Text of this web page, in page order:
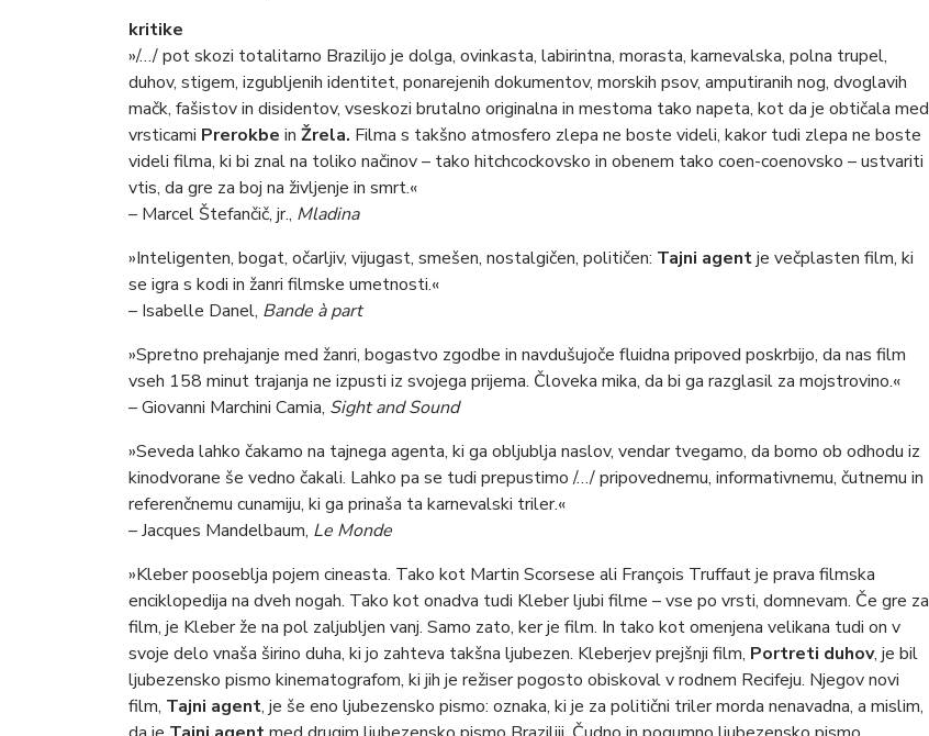
kritike
»/…/ pot skozi totalitarno Brazilijo je dolga, ovinkasta, labirintna, morasta, karnevalska, polna trupel,
duhov, stigem, izgubljenih identitet, ponarejenih dokumentov, morskih psov, amputiranih nog, dvoglavih
mačk, fašistov in disidentov, vseskozi brutalno originalna in mestoma tako napeta, kot da je obtičala med
vrsticami Prerokbe in Žrela. Filma s takšno atmosfero zlepa ne boste videli, kakor tudi zlepa ne boste
videli filma, ki bi znal na toliko načinov – tako hitchcockovsko in obenem tako coen-coenovsko – ustvariti
vtis, da gre za boj na življenje in smrt.«
– Marcel Štefančič, jr., Mladina
»Inteligenten, bogat, očarljiv, vijugast, smešen, nostalgičen, političen: Tajni agentje večplasten film, ki
se igra s kodi in žanri filmske umetnosti.«
– Isabelle Danel, Bande à part
»Spretno prehajanje med žanri, bogastvo zgodbe in navdušujoče fluidna pripoved poskrbijo, da nas film
vseh 158 minut trajanja ne izpusti iz svojega prijema. Človeka mika, da bi ga razglasil za mojstrovino.«
– Giovanni Marchini Camia, Sight and Sound
»Seveda lahko čakamo na tajnega agenta, ki ga obljublja naslov, vendar tvegamo, da bomo ob odhodu iz
kinodvorane še vedno čakali. Lahko pa se tudi prepustimo /…/ pripovednemu, informativnemu, čutnemu in
referenčnemu cunamiju, ki ga prinaša ta karnevalski triler.«
– Jacques Mandelbaum, Le Monde
»Kleber pooseblja pojem cineasta. Tako kot Martin Scorsese ali François Truffaut je prava filmska
enciklopedija na dveh nogah. Tako kot onadva tudi Kleber ljubi filme – vse po vrsti, domnevam. Če gre za
film, je Kleber že na pol zaljubljen vanj. Samo zato, ker je film. In tako kot omenjena velikana tudi on v
svoje delo vnaša širino duha, ki jo zahteva takšna ljubezen. Kleberjev prejšnji film, Portreti duhov, je bil
ljubezensko pismo kinematografom, ki jih je režiser pogosto obiskoval v rodnem Recifeju. Njegov novi
film, Tajni agent, je še eno ljubezensko pismo: oznaka, ki je za politični triler morda nenavadna, a mislim,